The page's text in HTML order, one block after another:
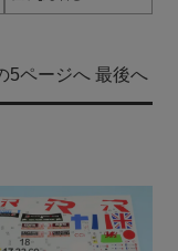
5ページへ 最後へ